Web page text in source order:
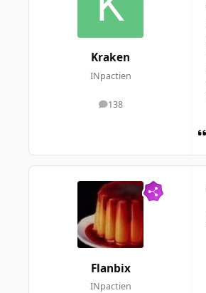
Kraken
INpactien
138
messages
Flanbix
INpactien